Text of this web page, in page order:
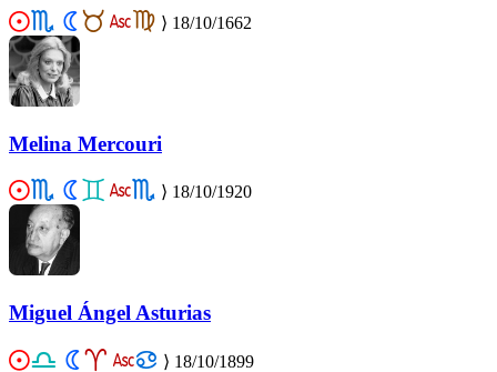
⟩ 18/10/1662
Melina Mercouri
⟩ 18/10/1920
Miguel Ángel Asturias
⟩ 18/10/1899